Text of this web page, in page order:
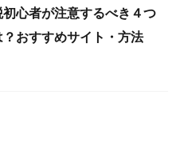
心者が注意するべき４つ
おすすめサイト・方法